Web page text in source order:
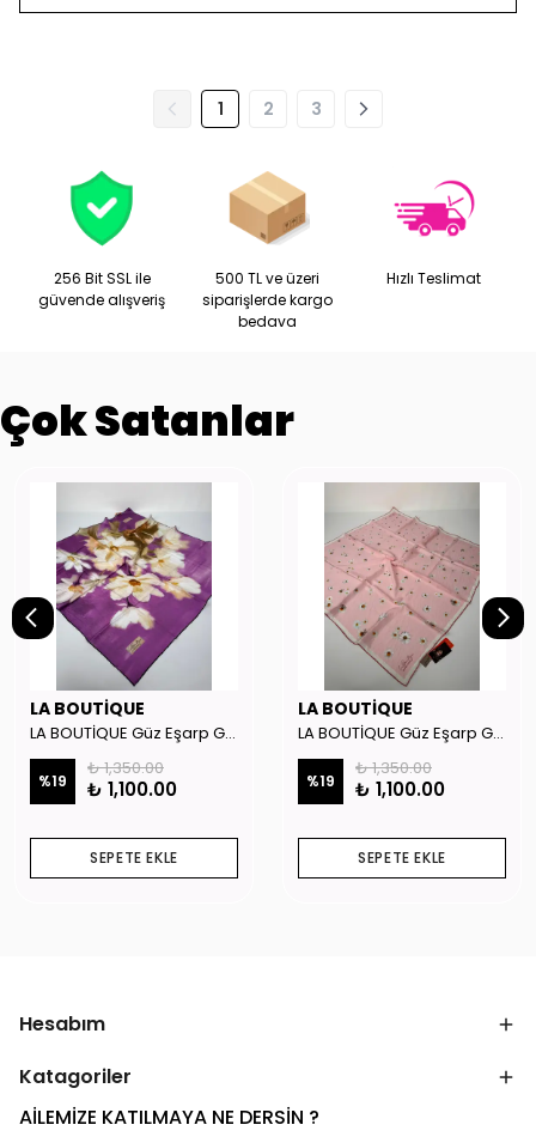
1 2 3
256 Bit SSL ile
güvende alışveriş
500 TL ve üzeri
siparişlerde kargo
bedava
Hızlı Teslimat
Çok Satanlar
LA BOUTİQUE
LA BOUTİQUE Güz Eşarp GYSE262908
%19
₺ 1,350.00
₺ 1,100.00
SEPETE EKLE
LA BOUTİQUE
LA BOUTİQUE Güz Eşarp GYSE130804
%19
₺ 1,350.00
₺ 1,100.00
SEPETE EKLE
Hesabım
Katagoriler
AİLEMİZE KATILMAYA NE DERSİN ?